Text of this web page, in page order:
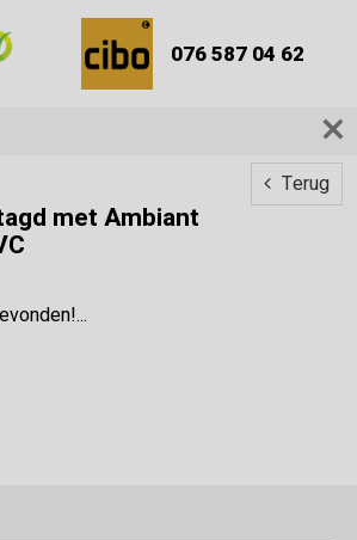
076 587 04 62
Terug
met Ambiant